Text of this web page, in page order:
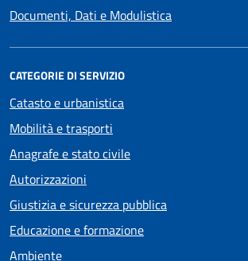
Documenti, Dati e Modulistica
CATEGORIE DI SERVIZIO
Catasto e urbanistica
Mobilità e trasporti
Anagrafe e stato civile
Autorizzazioni
Giustizia e sicurezza pubblica
Educazione e formazione
Ambiente